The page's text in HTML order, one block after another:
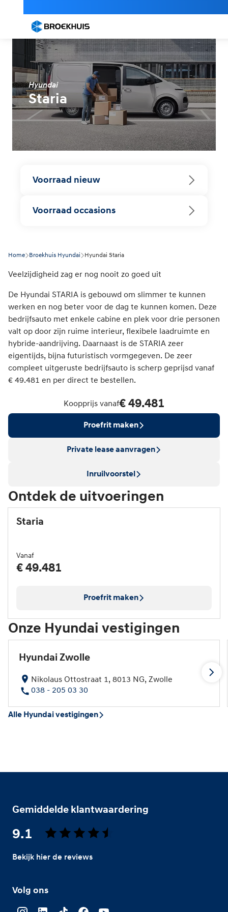
inhoud
gaan
Hyundai
Staria
Voorraad nieuw
Voorraad occasions
Home Broekhuis Hyundai Hyundai Staria
Veelzijdigheid zag er nog nooit zo goed uit
De Hyundai STARIA is gebouwd om slimmer te kunnen
werken en nog beter voor de dag te kunnen komen. Deze
bedrijfsauto met enkele cabine en plek voor drie personen
valt op door zijn ruime interieur, flexibele laadruimte en
hybride-aandrijving. Daarnaast is de STARIA zeer
eigentijds, bijna futuristisch vormgegeven. De zeer
compleet uitgeruste bedrijfsauto is scherp geprijsd vanaf
€ 49.481 en per direct te bestellen.
Koopprijs vanaf€ 49.481
Proefrit maken
Private lease aanvragen
Inruilvoorstel
Ontdek de uitvoeringen
Staria
Vanaf
€ 49.481
Proefrit maken
Onze Hyundai vestigingen
Hyundai Zwolle
Nikolaus Ottostraat 1, 8013 NG, Zwolle
038 - 205 03 30
Alle Hyundai vestigingen
Gemiddelde klantwaardering
9.1
Bekijk hier de reviews
van
Volg ons